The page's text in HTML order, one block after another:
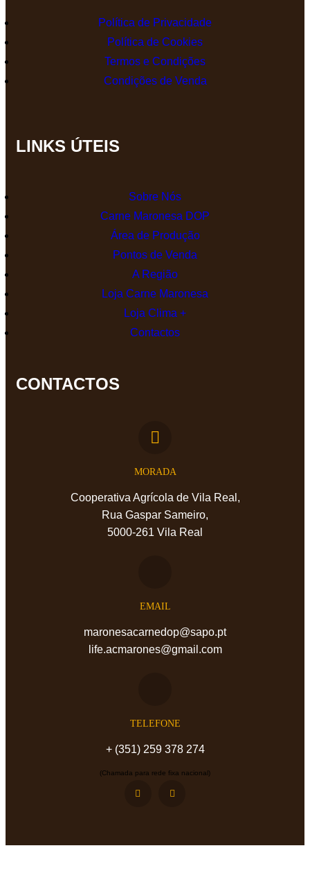
Política de Privacidade
Política de Cookies
Termos e Condições
Condições de Venda
LINKS ÚTEIS
Sobre Nós
Carne Maronesa DOP
Área de Produção
Pontos de Venda
A Região
Loja Carne Maronesa
Loja Clima +
Contactos
CONTACTOS
MORADA
Cooperativa Agrícola de Vila Real,
Rua Gaspar Sameiro,
5000-261 Vila Real
EMAIL
maronesacarnedop@sapo.pt
life.acmarones@gmail.com
TELEFONE
+ (351) 259 378 274
(Chamada para rede fixa nacional)